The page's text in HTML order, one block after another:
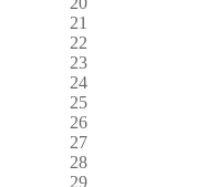
21
22
23
24
25
26
27
28
29